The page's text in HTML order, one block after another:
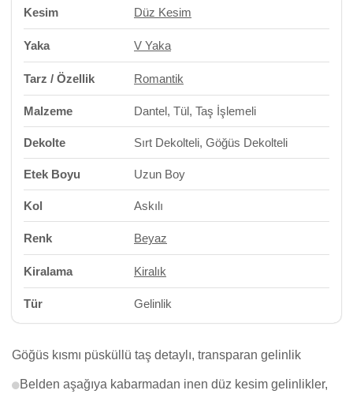
Kesim Düz Kesim
Yaka V Yaka
Tarz / Özellik Romantik
Malzeme Dantel, Tül, Taş İşlemeli
Dekolte Sırt Dekolteli, Göğüs Dekolteli
Etek Boyu Uzun Boy
Kol Askılı
Renk Beyaz
Kiralama Kiralık
Tür Gelinlik
Göğüs kısmı püsküllü taş detaylı, transparan gelinlik
Belden aşağıya kabarmadan inen düz kesim gelinlikler,